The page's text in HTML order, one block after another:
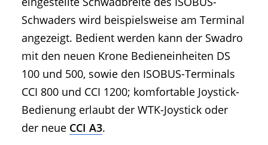
Schwaders wird beispielsweise am Terminal
angezeigt. Bedient werden kann der Swadro
mit den neuen Krone Bedieneinheiten DS
100 und 500, sowie den ISOBUS-Terminals
CCI 800 und CCI 1200; komfortable Joystick-
Bedienung erlaubt der WTK-Joystick oder
der neue CCI A3.